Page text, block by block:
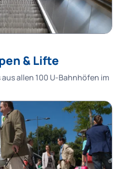
& Lifte
allen 100 U-Bahnhöfen im